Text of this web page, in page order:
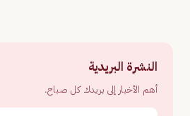
النشرة البريدية
أهم الأخبار إلى بريدك كل صباح.